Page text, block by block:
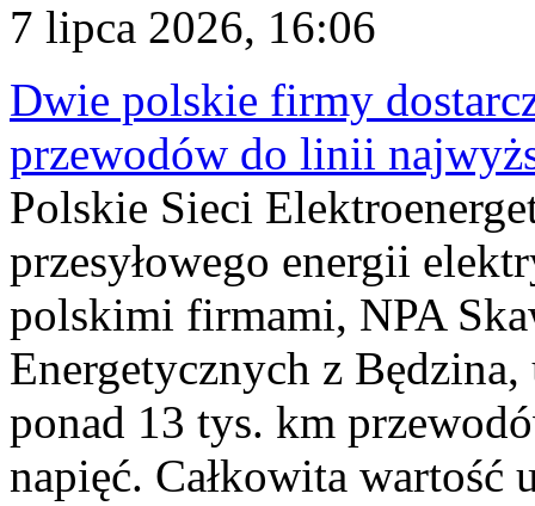
7 lipca 2026, 16:06
Dwie polskie firmy
przewodów do linii
Polskie Sieci
przesyłowego energii
polskimi firmami, NPA
Energetycznych z
ponad 13 tys. km
napięć. Całkowita